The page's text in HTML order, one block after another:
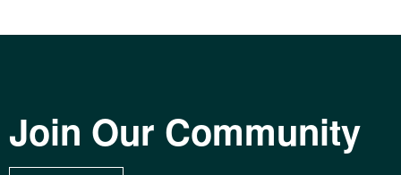
Join Our Community